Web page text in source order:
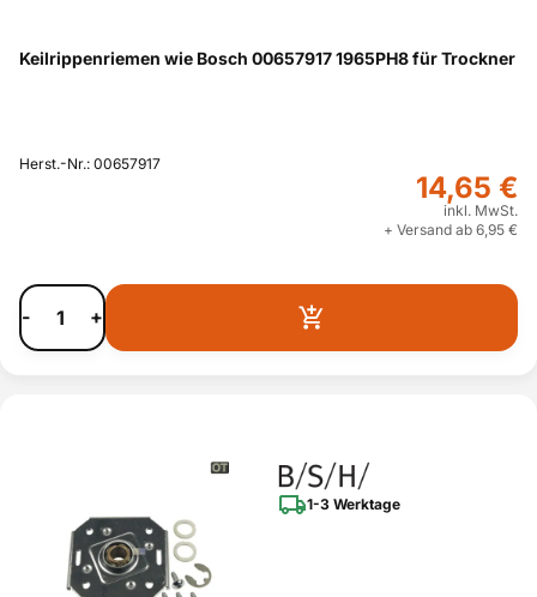
Keilrippenriemen wie Bosch 00657917 1965PH8 für Trockner
Herst.-Nr.: 00657917
14,65 €
inkl. MwSt.
+ Versand ab 6,95 €
- +
1-3 Werktage